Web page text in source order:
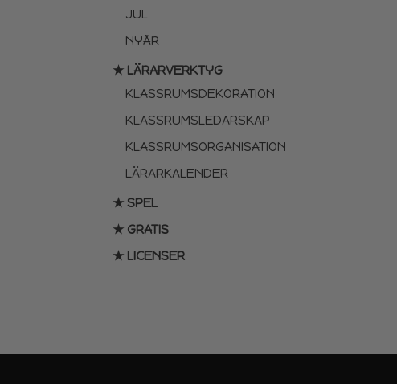
JUL
NYÅR
★ LÄRARVERKTYG
KLASSRUMSDEKORATION
KLASSRUMSLEDARSKAP
KLASSRUMSORGANISATION
LÄRARKALENDER
★ SPEL
★ GRATIS
★ LICENSER